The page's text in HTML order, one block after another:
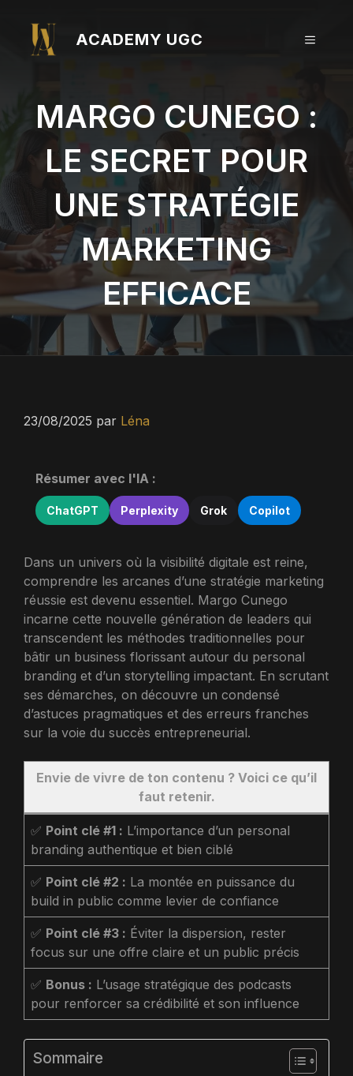
contenu
ACADEMY UGC MENU
MARGO CUNEGO :
LE SECRET POUR
UNE STRATÉGIE
MARKETING
EFFICACE
23/08/2025 par Léna
Résumer avec l'IA :
ChatGPT Perplexity Grok Copilot
Dans un univers où la visibilité digitale est reine,
comprendre les arcanes d’une stratégie marketing
réussie est devenu essentiel. Margo Cunego
incarne cette nouvelle génération de leaders qui
transcendent les méthodes traditionnelles pour
bâtir un business florissant autour du personal
branding et d’un storytelling impactant. En scrutant
ses démarches, on découvre un condensé
d’astuces pragmatiques et des erreurs franches
sur la voie du succès entrepreneurial.
Envie de vivre de ton contenu ? Voici ce qu’il
faut retenir.
✅ Point clé #1 : L’importance d’un personal
branding authentique et bien ciblé
✅ Point clé #2 : La montée en puissance du
build in public comme levier de confiance
✅ Point clé #3 : Éviter la dispersion, rester
focus sur une offre claire et un public précis
✅ Bonus : L’usage stratégique des podcasts
pour renforcer sa crédibilité et son influence
Sommaire